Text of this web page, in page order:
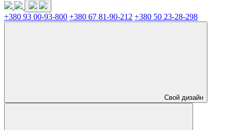
+380 93 00-93-800 +380 67 81-90-212 +380 50 23-28-298
Свой дизайн